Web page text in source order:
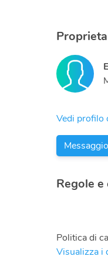
Vedi profilo
Regole
Politica di
Visualizza i